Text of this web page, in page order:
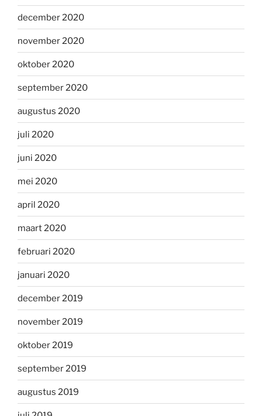
december 2020
november 2020
oktober 2020
september 2020
augustus 2020
juli 2020
juni 2020
mei 2020
april 2020
maart 2020
februari 2020
januari 2020
december 2019
november 2019
oktober 2019
september 2019
augustus 2019